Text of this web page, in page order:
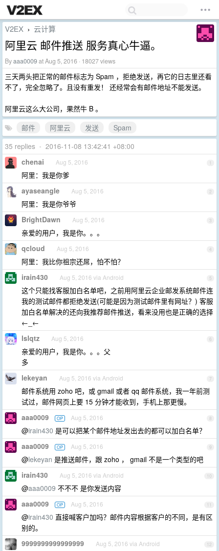
V2EX › 云计算
阿里云 邮件推送 服务真心牛逼。
Byaaa0009at Aug 5, 2016 · 18027 views
三天两头把正常的邮件标志为 Spam ，拒绝发送，再它的日志里还看
不了，完全忽略了。且没有重发！ 还经常会有邮件地址不能发送。
阿里云这么大公司，果然牛 B 。
邮件
阿里云 发送
Spam
35 replies • 2016-11-08 13:42:41 +08:00
1
chenai Aug 5, 2016
阿里：我是你爹
2
ayaseangle Aug 5, 2016
阿里：我是你爷爷
3
BrightDawn Aug 5, 2016
亲爱的用户，我是你。。。
4
qcloud Aug 5, 2016
阿里：我比你祖宗还屌，怕不怕？
5
irain430 Aug 5, 2016 via Android
这个只能找客服加白名单吧，之前用阿里云企业邮发系统邮件连
我的测试邮件都拒绝发送(可能是因为测试邮件里有网址？) 客服
加白名单解决的还向我推荐邮件推送，看来没用也是正确的选择
←_←
6
lslqtz Aug 5, 2016
亲爱的用户，我是你。。。父
多
7
lekeyan Aug 5, 2016 via Android
邮件系统用 zoho 吧，或 gmail 或者 qq 邮件系统，我一年前测
试过，邮件网页上要 15 分钟才能收到，手机上那更慢。
8
aaa0009 OP Aug 5, 2016
@irain430 是可以把某个邮件地址发出去的都可以加白名单？
9
aaa0009 OP Aug 5, 2016
@lekeyan 是推送邮件，跟 zoho ， gmail 不是一个类型的吧
10
irain430 Aug 5, 2016 via Android
@aaa0009 不不不 是你发送内容
11
aaa0009 OP Aug 5, 2016
@irain430 直接喊客户加吗？邮件内容根据客户的不同，是有区
别的。
12
9999999999999999 Aug 5, 2016 via Android